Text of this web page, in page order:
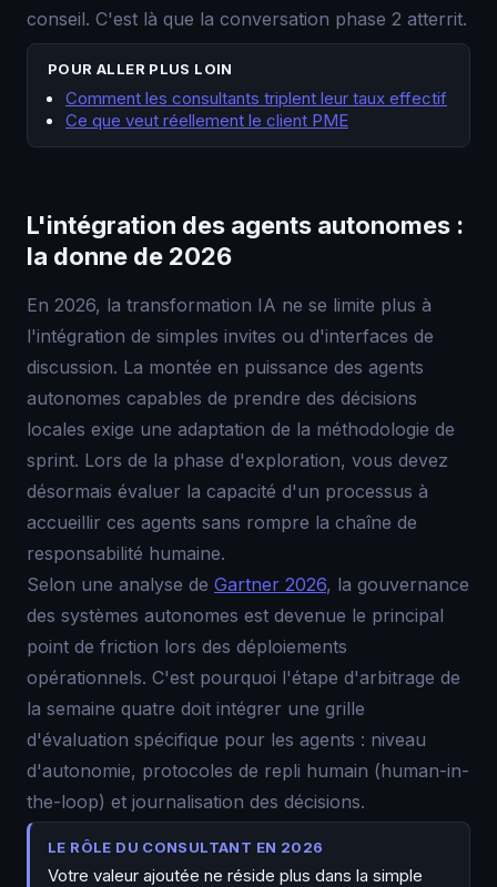
conseil. C'est là que la conversation phase 2 atterrit.
POUR ALLER PLUS LOIN
Comment les consultants triplent leur taux effectif
Ce que veut réellement le client PME
L'intégration des agents autonomes :
la donne de 2026
En 2026, la transformation IA ne se limite plus à
l'intégration de simples invites ou d'interfaces de
discussion. La montée en puissance des agents
autonomes capables de prendre des décisions
locales exige une adaptation de la méthodologie de
sprint. Lors de la phase d'exploration, vous devez
désormais évaluer la capacité d'un processus à
accueillir ces agents sans rompre la chaîne de
responsabilité humaine.
Selon une analyse de Gartner 2026, la gouvernance
des systèmes autonomes est devenue le principal
point de friction lors des déploiements
opérationnels. C'est pourquoi l'étape d'arbitrage de
la semaine quatre doit intégrer une grille
d'évaluation spécifique pour les agents : niveau
d'autonomie, protocoles de repli humain (human-in-
the-loop) et journalisation des décisions.
LE RÔLE DU CONSULTANT EN 2026
Votre valeur ajoutée ne réside plus dans la simple